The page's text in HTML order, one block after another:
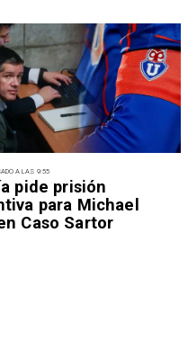
A LAS 9:55
pide prisión
para Michael
Caso Sartor